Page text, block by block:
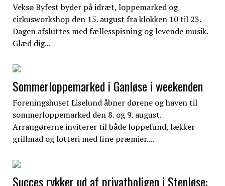
Veksø Byfest byder på idræt, loppemarked og
cirkusworkshop den 15. august fra klokken 10 til 23.
Dagen afsluttes med fællesspisning og levende musik.
Glæd dig...
Sommerloppemarked i Ganløse i weekenden
Foreningshuset Liselund åbner dørene og haven til
sommerloppemarked den 8. og 9. august.
Arrangørerne inviterer til både loppefund, lækker
grillmad og lotteri med fine præmier....
Succes rykker ud af privatboligen i Stenløse: